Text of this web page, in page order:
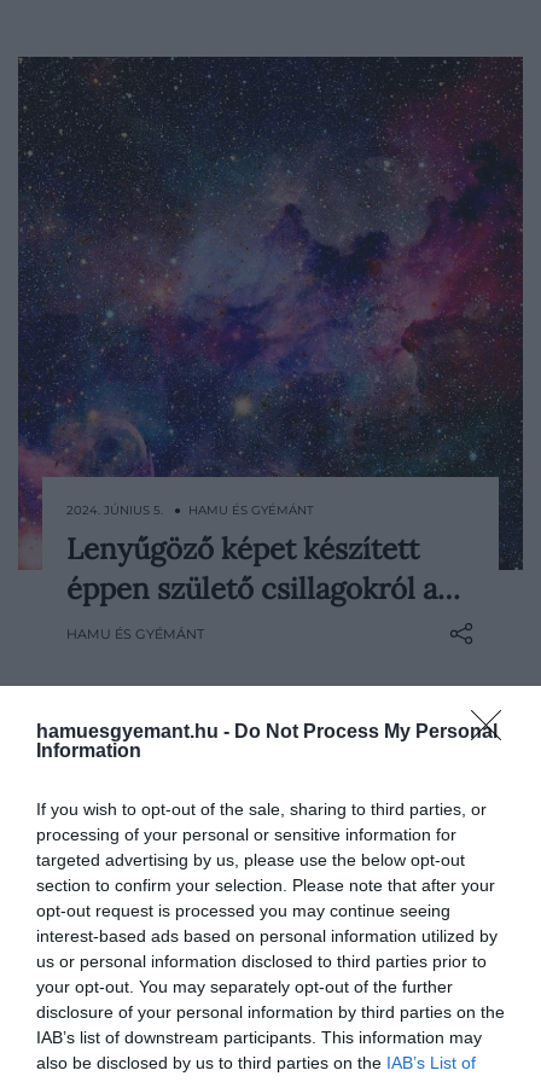
hamuesgyemant.hu - Do Not Process My Personal
Information
If you wish to opt-out of the sale, sharing to third parties, or
processing of your personal or sensitive information for
targeted advertising by us, please use the below opt-out
section to confirm your selection. Please note that after your
opt-out request is processed you may continue seeing
interest-based ads based on personal information utilized by
us or personal information disclosed to third parties prior to
your opt-out. You may separately opt-out of the further
disclosure of your personal information by third parties on the
IAB’s list of downstream participants. This information may
also be disclosed by us to third parties on the IAB’s List of
A James Webb űrteleszkóp ezúttal az
NGC 4449 nevű, távoli kis galaxisban
2024. JÚNIUS 5. ● HAMU ÉS GYÉMÁNT
Lenyűgöző képet készített
éppen születő csillagokról a…
HAMU ÉS GYÉMÁNT